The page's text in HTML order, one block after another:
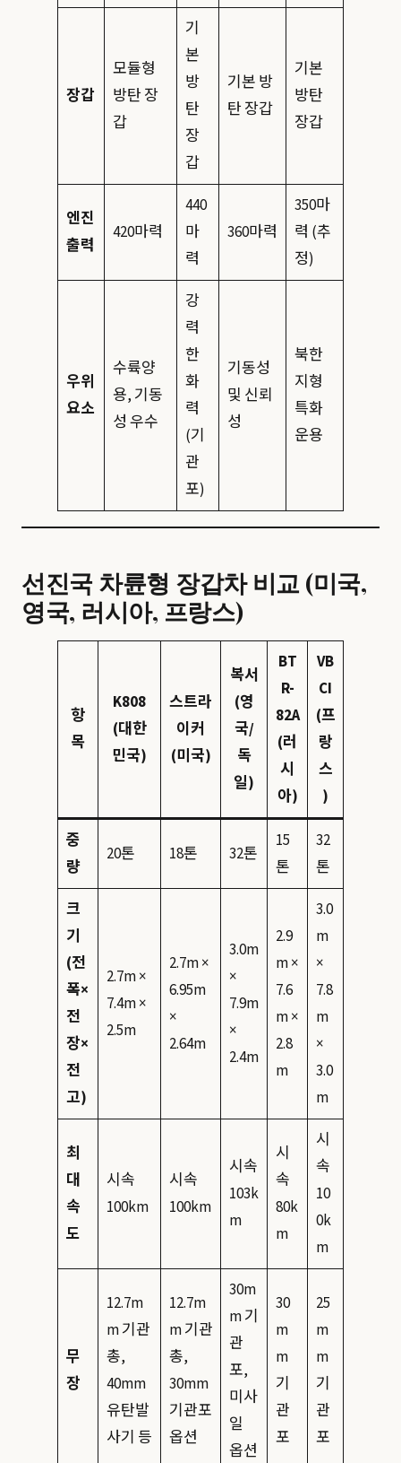
장갑
모듈형
방탄 장
갑
기
본
방
탄
장
갑
기본 방
탄 장갑
기본
방탄
장갑
엔진
출력
420마력
440
마
력
360마력
350마
력 (추
정)
우위
요소
수륙양
용, 기동
성 우수
강
력
한
화
력
(기
관
포)
기동성
및 신뢰
성
북한
지형
특화
운용
선진국 차륜형 장갑차 비교 (미국,
영국, 러시아, 프랑스)
항
목
K808
(대한
민국)
스트라
이커
(미국)
복서
(영
국/
독
일)
BT
R-
82A
(러
시
아)
VB
CI
(프
랑
스
)
중
량
20톤 18톤 32톤
15
톤
32
톤
크
기
(전
폭×
전
장×
전
고)
2.7m ×
7.4m ×
2.5m
2.7m ×
6.95m
×
2.64m
3.0m
×
7.9m
×
2.4m
2.9
m ×
7.6
m ×
2.8
m
3.0
m
×
7.8
m
×
3.0
m
최
대
속
도
시속
100km
시속
100km
시속
103k
m
시
속
80k
m
시
속
10
0k
m
무
장
12.7m
m 기관
총,
40mm
유탄발
사기 등
12.7m
m 기관
총,
30mm
기관포
옵션
30m
m 기
관
포,
미사
일
옵션
30
m
m
기
관
포
25
m
m
기
관
포